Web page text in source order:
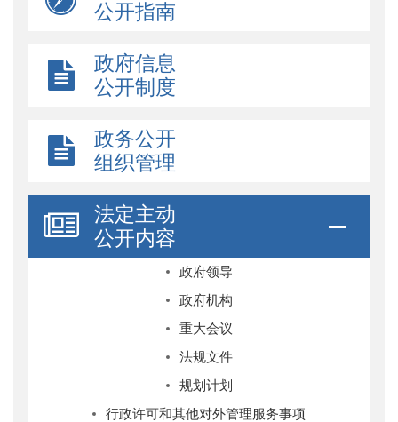
公开指南
政府信息
公开制度
政务公开
组织管理
法定主动
公开内容
政府领导
政府机构
重大会议
法规文件
规划计划
行政许可和其他对外管理服务事项